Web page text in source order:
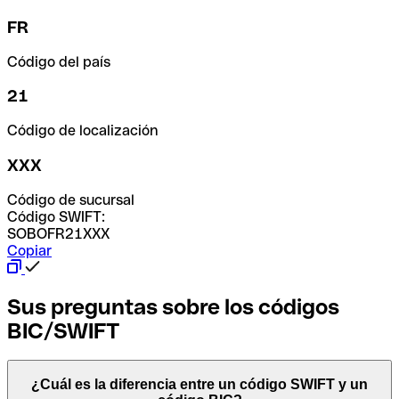
FR
Código del país
21
Código de localización
XXX
Código de sucursal
Código SWIFT:
SOBOFR21XXX
Copiar
Sus preguntas sobre los códigos
BIC/SWIFT
¿Cuál es la diferencia entre un código SWIFT y un